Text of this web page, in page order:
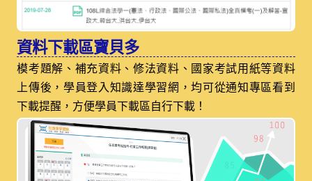
資料下載區寶貝多
模考題解、補充資料、修法資料、國家考試用紙等資料
上傳後，學員登入知識達學習網，均可從通知專區看到
下載提醒，方便學員下載區自行下載！